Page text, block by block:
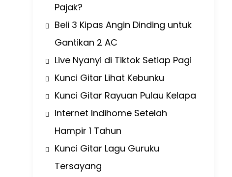
Pajak?
Beli 3 Kipas Angin Dinding untuk
Gantikan 2 AC
Live Nyanyi di Tiktok Setiap Pagi
Kunci Gitar Lihat Kebunku
Kunci Gitar Rayuan Pulau Kelapa
Internet Indihome Setelah
Hampir 1 Tahun
Kunci Gitar Lagu Guruku
Tersayang